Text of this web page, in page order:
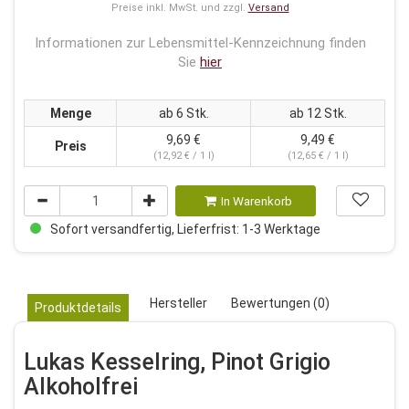
Preise inkl. MwSt. und zzgl. Versand
Informationen zur Lebensmittel-Kennzeichnung finden
Sie hier
Menge ab 6 Stk. ab 12 Stk.
Preis 9,69 €
(12,92 € / 1 l)
9,49 €
(12,65 € / 1 l)
In Warenkorb
Sofort versandfertig, Lieferfrist: 1-3 Werktage
Produktdetails Hersteller Bewertungen (0)
Lukas Kesselring, Pinot Grigio
Alkoholfrei